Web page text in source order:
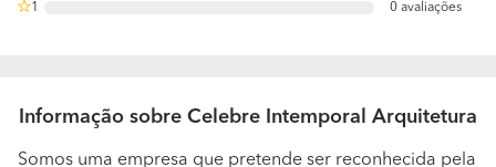
1 0 avaliações
Informação sobre Celebre Intemporal Arquitetura
Somos uma empresa que pretende ser reconhecida pela